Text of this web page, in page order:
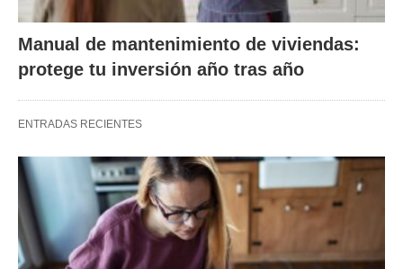
Manual de mantenimiento de viviendas:
protege tu inversión año tras año
ENTRADAS RECIENTES